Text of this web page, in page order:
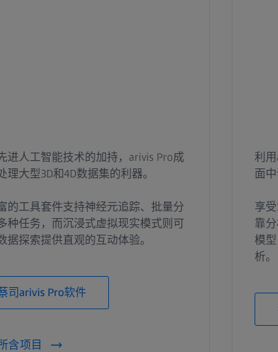
进人工智能技术的加持，arivis Pro成
理大型3D和4D数据集的利器。
的工具套件支持神经元追踪、批量分
种任务，而沉浸式虚拟现实模式则可
据探索提供直观的互动体验。
司arivis Pro软件
含项目
利
面
享
靠
模
析。